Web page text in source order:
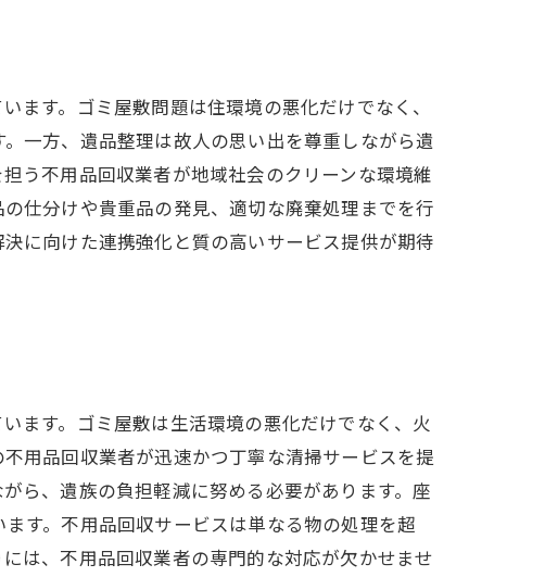
す。ゴミ屋敷問題は住環境の悪化だけでなく、
一方、遺品整理は故人の思い出を尊重しながら遺
う不用品回収業者が地域社会のクリーンな環境維
仕分けや貴重品の発見、適切な廃棄処理までを行
に向けた連携強化と質の高いサービス提供が期待
ます。ゴミ屋敷は生活環境の悪化だけでなく、火
用品回収業者が迅速かつ丁寧な清掃サービスを提
ら、遺族の負担軽減に努める必要があります。座
す。不用品回収サービスは単なる物の処理を超
は、不用品回収業者の専門的な対応が欠かせませ